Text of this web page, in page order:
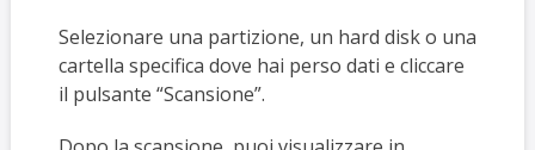
Selezionare una partizione, un hard disk o una
cartella specifica dove hai perso dati e cliccare
il pulsante “Scansione”.